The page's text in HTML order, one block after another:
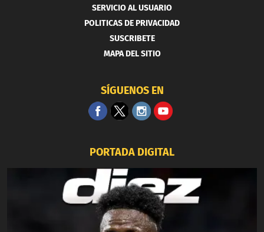
SERVICIO AL USUARIO
POLITICAS DE PRIVACIDAD
SUSCRIBETE
MAPA DEL SITIO
SÍGUENOS EN
PORTADA DIGITAL